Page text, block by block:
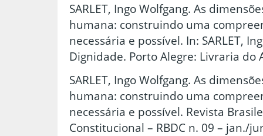
SARLET, Ingo Wolfgang. As
humana: construindo uma
necessária e possível. In: SARLET,
Dignidade. Porto Alegre: Livraria do
SARLET, Ingo Wolfgang. As
humana: construindo uma
necessária e possível. Revista
Constitucional – RBDC n. 09 – jan./